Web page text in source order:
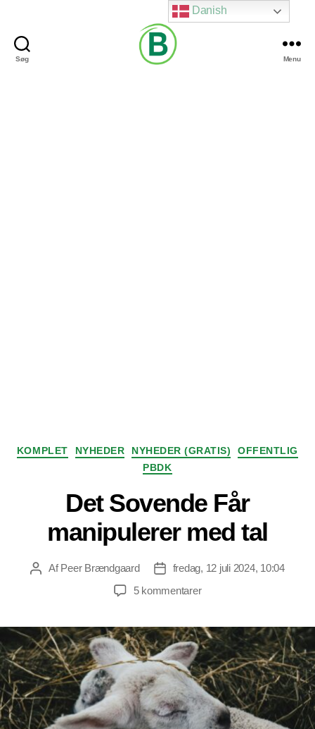
Søg Menu
Kategorier
KOMPLET NYHEDER NYHEDER (GRATIS)
OFFENTLIG
PBDK
Det Sovende Får
manipulerer med tal
Indlægsforfatter
AfPeer Brændgaard Indlægsdato
fredag, 12 juli 2024, 10:04
5 kommentarertil
Får
manipulerer
med
tal
Danish